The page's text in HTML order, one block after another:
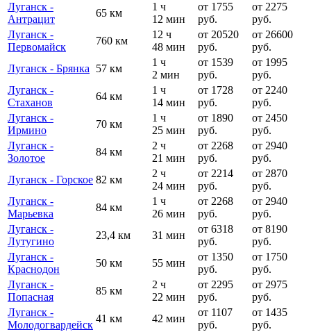
Луганск -
Антрацит
65 км
1 ч
12 мин
от 1755
руб.
от 2275
руб.
Луганск -
Первомайск
760 км
12 ч
48 мин
от 20520
руб.
от 26600
руб.
Луганск - Брянка 57 км
1 ч
2 мин
от 1539
руб.
от 1995
руб.
Луганск -
Стаханов
64 км
1 ч
14 мин
от 1728
руб.
от 2240
руб.
Луганск -
Ирмино
70 км
1 ч
25 мин
от 1890
руб.
от 2450
руб.
Луганск -
Золотое
84 км
2 ч
21 мин
от 2268
руб.
от 2940
руб.
Луганск - Горское 82 км
2 ч
24 мин
от 2214
руб.
от 2870
руб.
Луганск -
Марьевка
84 км
1 ч
26 мин
от 2268
руб.
от 2940
руб.
Луганск -
Лутугино
23,4 км 31 мин
от 6318
руб.
от 8190
руб.
Луганск -
Краснодон
50 км 55 мин
от 1350
руб.
от 1750
руб.
Луганск -
Попасная
85 км
2 ч
22 мин
от 2295
руб.
от 2975
руб.
Луганск -
Молодогвардейск
41 км 42 мин
от 1107
руб.
от 1435
руб.